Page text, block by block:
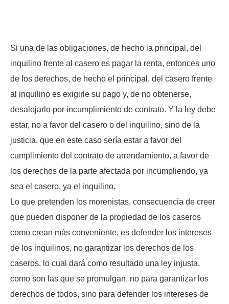
Si una de las obligaciones, de hecho la principal, del
inquilino frente al casero es pagar la renta, entonces uno
de los derechos, de hecho el principal, del casero frente
al inquilino es exigirle su pago y, de no obtenerse,
desalojarlo por incumplimiento de contrato. Y la ley debe
estar, no a favor del casero o del inquilino, sino de la
justicia, que en este caso sería estar a favor del
cumplimiento del contrato de arrendamiento, a favor de
los derechos de la parte afectada por incumpliendo, ya
sea el casero, ya el inquilino.
Lo que pretenden los morenistas, consecuencia de creer
que pueden disponer de la propiedad de los caseros
como crean más conveniente, es defender los intereses
de los inquilinos, no garantizar los derechos de los
caseros, lo cual dará como resultado una ley injusta,
como son las que se promulgan, no para garantizar los
derechos de todos, sino para defender los intereses de